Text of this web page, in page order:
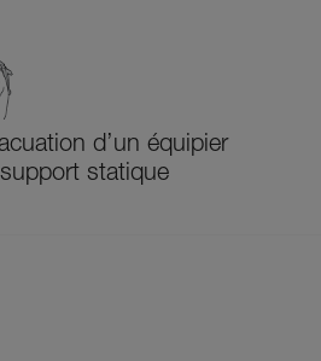
d’un équipier
statique